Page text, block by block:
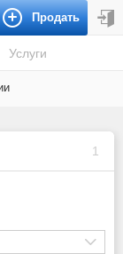
Продать
Услуги
1